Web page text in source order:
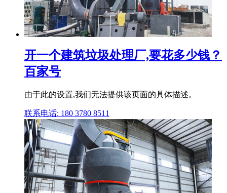
开一个建筑垃圾处理厂,要花多少钱？
百家号
由于此的设置,我们无法提供该页面的具体描述。
联系电话: 180 3780 8511